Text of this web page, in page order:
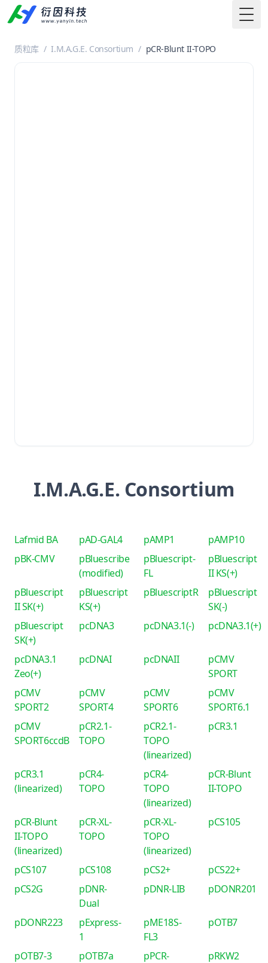
质粒库 / I.M.A.G.E. Consortium / pCR-Blunt II-TOPO
I.M.A.G.E. Consortium
Lafmid BA pAD-GAL4 pAMP1
pAMP10
pBK-CMV
pBluescribe
(modified)
pBluescript-
FL
pBluescript
II KS(+)
pBluescript
II SK(+)
pBluescript
KS(+)
pBluescriptR
pBluescript
SK(-)
pBluescript
SK(+)
pcDNA3 pcDNA3.1(-) pcDNA3.1(+)
pcDNA3.1
Zeo(+)
pcDNAI pcDNAII
pCMV
SPORT
pCMV
SPORT2
pCMV
SPORT4
pCMV
SPORT6
pCMV
SPORT6.1
pCMV
SPORT6ccdB
pCR2.1-
TOPO
pCR2.1-
TOPO
(linearized)
pCR3.1
pCR3.1
(linearized)
pCR4-
TOPO
pCR4-
TOPO
(linearized)
pCR-Blunt
II-TOPO
pCR-Blunt
II-TOPO
(linearized)
pCR-XL-
TOPO
pCR-XL-
TOPO
(linearized)
pCS105
pCS107 pCS108 pCS2+
pCS22+
pCS2G
pDNR-
Dual
pDNR-LIB pDONR201
pDONR223
pExpress-
1
pME18S-
FL3
pOTB7
pOTB7-3 pOTB7a
pPCR-
pRKW2